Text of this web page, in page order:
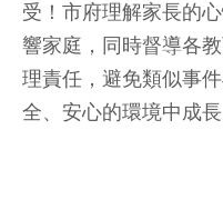
受！市府理解家長的
響家庭，同時督導各
理責任，避免類似事
全、安心的環境中成長